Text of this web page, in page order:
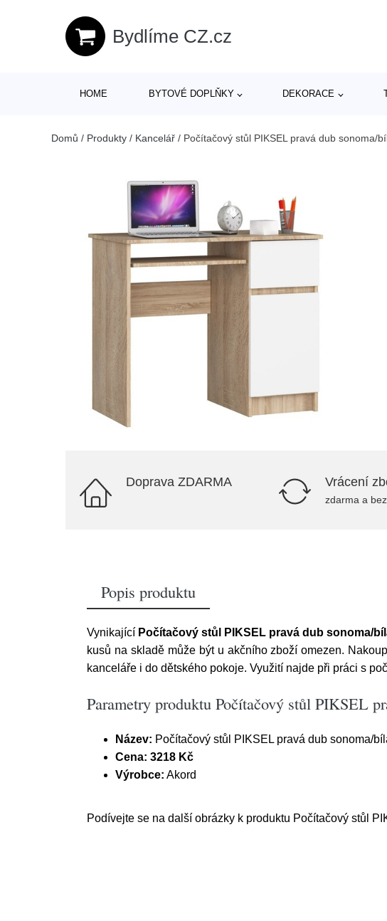
Bydlíme CZ.cz
HOME BYTOVÉ DOPLŇKY DEKORACE
Domů / Produkty / Kancelář / Počítačový stůl PIKSEL pravá dub sonoma/
Doprava ZDARMA Vrácení
zdarma a
Popis produktu
Vynikající Počítačový stůl PIKSEL pravá dub sonoma/
kusů na skladě může být u akčního zboží omezen.
kanceláře i do dětského pokoje. Využití najde při práci s
Parametry produktu Počítačový stůl PIKSEL
Název: Počítačový stůl PIKSEL pravá dub sonoma/
Cena: 3218 Kč
Výrobce: Akord
Podívejte se na další obrázky k produktu Počítačový stůl